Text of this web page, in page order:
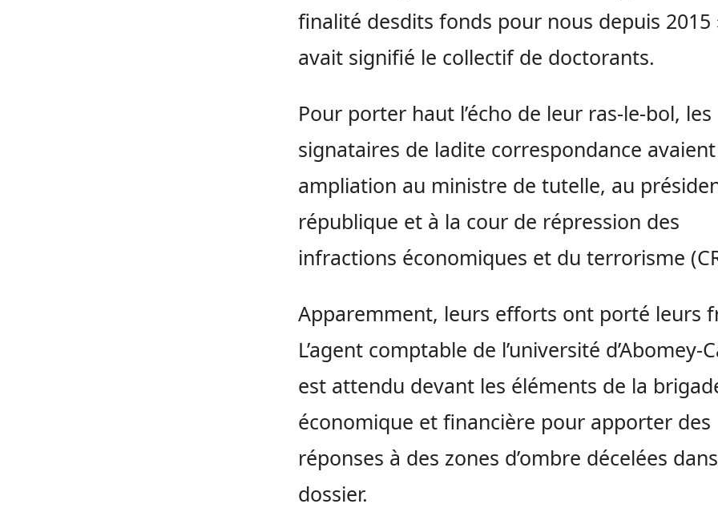
finalité desdits fonds pour nous depuis 2015
avait signifié le collectif de doctorants.
Pour porter haut l’écho de leur ras-le-bol, les
signataires de ladite correspondance
ampliation au ministre de tutelle, au
république et à la cour de répression des
infractions économiques et du terrorisme
Apparemment, leurs efforts ont porté leurs
L’agent comptable de l’université d’Abomey-
est attendu devant les éléments de la
économique et financière pour apporter des
réponses à des zones d’ombre décelées
dossier.